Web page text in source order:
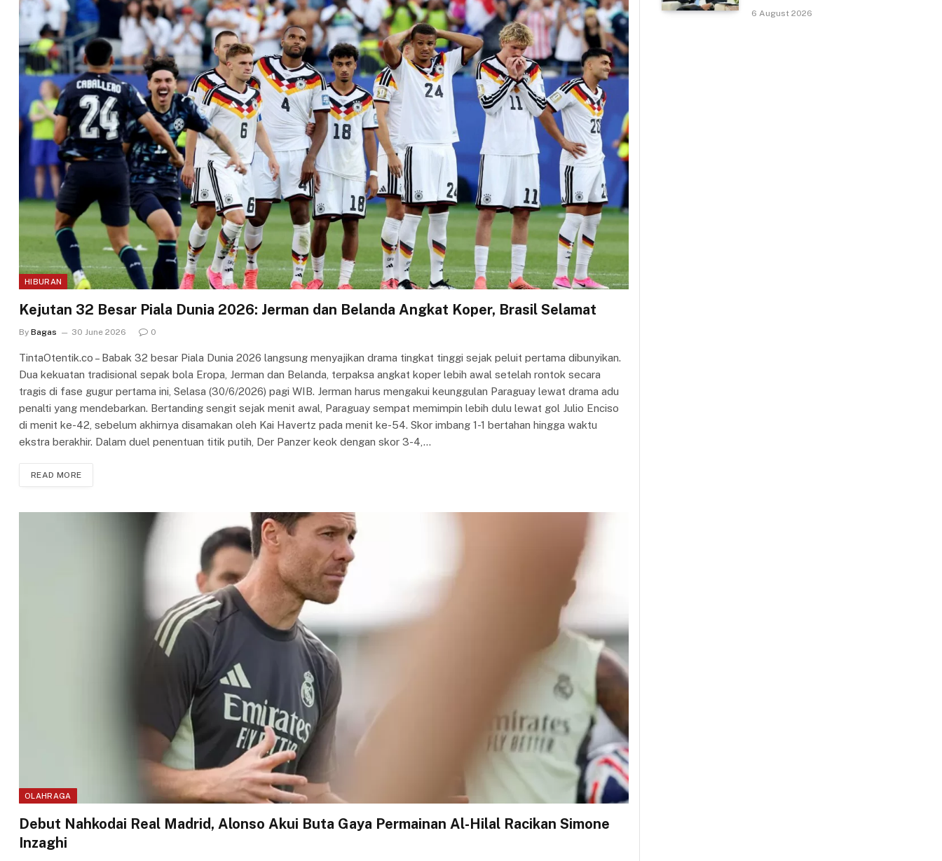
HIBURAN
Kejutan 32 Besar Piala Dunia 2026: Jerman dan Belanda Angkat Koper, Brasil Selamat
By Bagas 30 June 2026 0
TintaOtentik.co – Babak 32 besar Piala Dunia 2026 langsung menyajikan drama tingkat tinggi sejak peluit pertama dibunyikan.
Dua kekuatan tradisional sepak bola Eropa, Jerman dan Belanda, terpaksa angkat koper lebih awal setelah rontok secara
tragis di fase gugur pertama ini, Selasa (30/6/2026) pagi WIB. Jerman harus mengakui keunggulan Paraguay lewat drama adu
penalti yang mendebarkan. Bertanding sengit sejak menit awal, Paraguay sempat memimpin lebih dulu lewat gol Julio Enciso
di menit ke-42, sebelum akhirnya disamakan oleh Kai Havertz pada menit ke-54. Skor imbang 1-1 bertahan hingga waktu
ekstra berakhir. Dalam duel penentuan titik putih, Der Panzer keok dengan skor 3-4,…
READ MORE
OLAHRAGA
Debut Nahkodai Real Madrid, Alonso Akui Buta Gaya Permainan Al-Hilal Racikan Simone
Inzaghi
6 August 2026